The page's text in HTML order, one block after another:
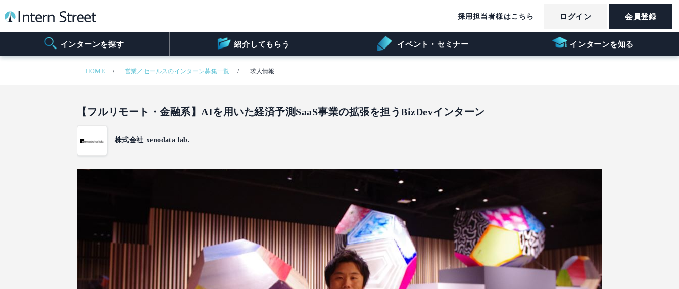
インターンを探す 紹介してもらう イベント・セミナー インターンを知る
採用担当者様はこちら ログイン 会員登録
HOME 営業／セールスのインターン募集一覧 求人情報
【フルリモート・金融系】AIを用いた経済予測SaaS事業の拡張を担うBizDevインターン
株式会社 xenodata lab.